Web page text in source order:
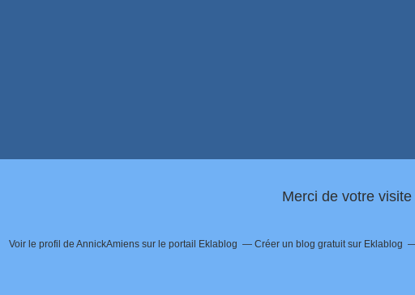
Merci de votre
Voir le profil de AnnickAmienssur le portail Eklablog Créer un blog gratuit sur Eklablog